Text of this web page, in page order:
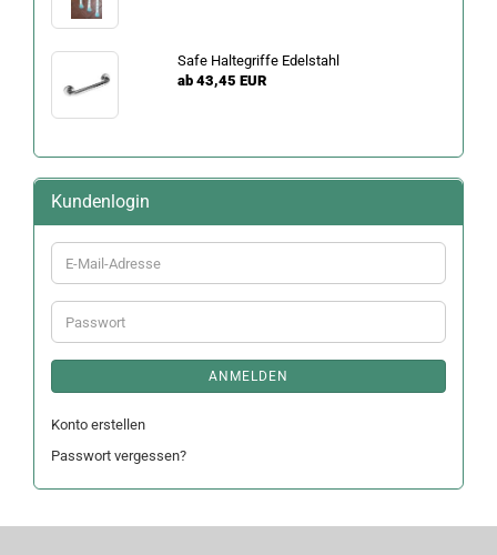
Safe Haltegriffe Edelstahl
ab 43,45 EUR
Kundenlogin
E-
Mail-
Adresse
Passwort
ANMELDEN
Konto erstellen
Passwort vergessen?